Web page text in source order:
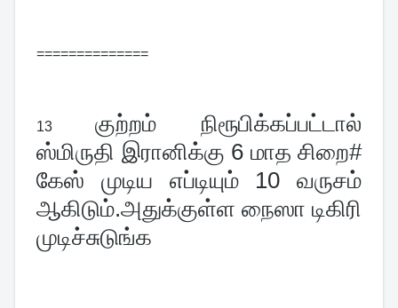
==============
13 குற்றம் நிரூபிக்கப்பட்டால்
ஸ்மிருதி இரானிக்கு 6 மாத சிறை#
கேஸ் முடிய எப்டியும் 10 வருசம்
ஆகிடும்.அதுக்குள்ள நைஸா டிகிரி
முடிச்சுடுங்க